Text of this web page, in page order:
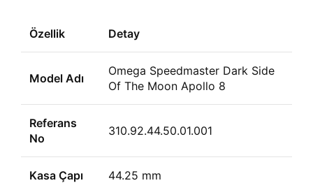
Özellik Detay
Model Adı
Omega Speedmaster Dark Side
Of The Moon Apollo 8
Referans
No
310.92.44.50.01.001
Kasa Çapı 44.25 mm